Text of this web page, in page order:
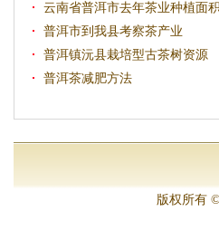
云南省普洱市去年茶业种植面
普洱市到我县考察茶产业
普洱镇沅县栽培型古茶树资源
普洱茶减肥方法
版权所有